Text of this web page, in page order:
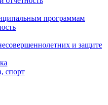
программам
и защите
спорт